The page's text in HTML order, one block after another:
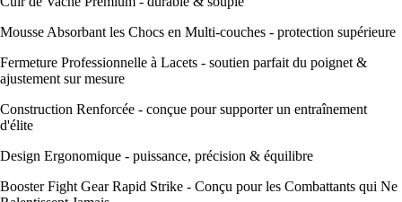
Mousse Absorbant les Chocs en Multi-couches - protection supérieure
Fermeture Professionnelle à Lacets - soutien parfait du poignet &
ajustement sur mesure
Construction Renforcée - conçue pour supporter un entraînement
d'élite
Design Ergonomique - puissance, précision & équilibre
Booster Fight Gear Rapid Strike - Conçu pour les Combattants qui Ne